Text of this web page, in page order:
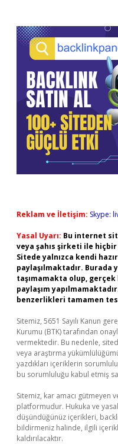
Reklam ve İletişim: Skype:
Yasal Uyarı: Bu internet
veya şahıs şirketi ile
Sitede yalnızca kendi
paylaşılmaktadır.
taşımamakta olup,
paylaşım
benzerlikleri tamamen
Sitemiz, 5651 Sayılı Kanun
Kurumu (BTK) tarafından
vermektedir. Bu nedenle,
veya araştırma
yazdıkları içeriklerin
bu sorumluluğu kabul etmiş
Sitemiz, kar amacı gütmeyen
platformudur. Hukuka ve
düşündüğünüz içerikleri,
bildirmeniz halinde, ilgili
kaldırılacaktır.